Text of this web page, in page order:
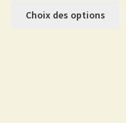
Choix des options